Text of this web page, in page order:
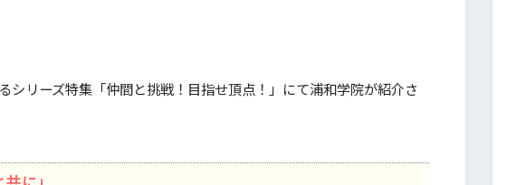
リーズ特集「仲間と挑戦！目指せ頂点！」にて浦和学院が紹介さ